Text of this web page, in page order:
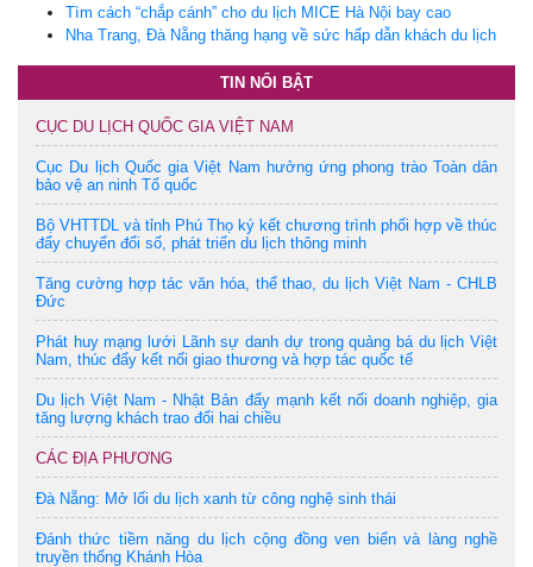
Tìm cách “chắp cánh” cho du lịch MICE Hà Nội bay cao
Nha Trang, Đà Nẵng thăng hạng về sức hấp dẫn khách du lịch
TIN NỔI BẬT
CỤC DU LỊCH QUỐC GIA VIỆT NAM
Cục Du lịch Quốc gia Việt Nam hưởng ứng phong trào Toàn dân
bảo vệ an ninh Tổ quốc
Bộ VHTTDL và tỉnh Phú Thọ ký kết chương trình phối hợp về thúc
đẩy chuyển đổi số, phát triển du lịch thông minh
Tăng cường hợp tác văn hóa, thể thao, du lịch Việt Nam - CHLB
Đức
Phát huy mạng lưới Lãnh sự danh dự trong quảng bá du lịch Việt
Nam, thúc đẩy kết nối giao thương và hợp tác quốc tế
Du lịch Việt Nam - Nhật Bản đẩy mạnh kết nối doanh nghiệp, gia
tăng lượng khách trao đổi hai chiều
CÁC ĐỊA PHƯƠNG
Đà Nẵng: Mở lối du lịch xanh từ công nghệ sinh thái
Đánh thức tiềm năng du lịch cộng đồng ven biển và làng nghề
truyền thống Khánh Hòa